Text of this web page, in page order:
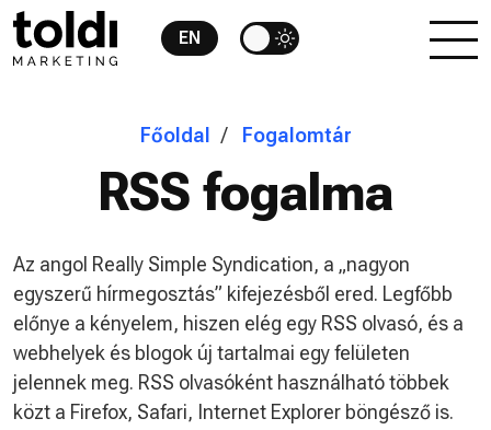
EN
Főoldal Fogalomtár
RSS fogalma
Az angol Really Simple Syndication, a „nagyon
egyszerű hírmegosztás” kifejezésből ered. Legfőbb
előnye a kényelem, hiszen elég egy RSS olvasó, és a
webhelyek és blogok új tartalmai egy felületen
jelennek meg. RSS olvasóként használható többek
közt a Firefox, Safari, Internet Explorer böngésző is.